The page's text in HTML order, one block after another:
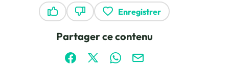
Enregistrer
Partager ce contenu
Partager sur Facebook (nouvelle fenêtre)
Partager sur X / Twitter (nouvelle
Partager sur WhatsApp
Partager par mail